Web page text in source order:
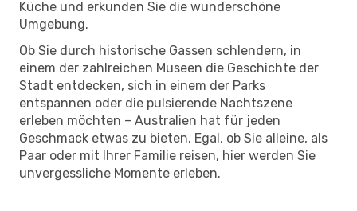
Küche und erkunden Sie die wunderschöne
Umgebung.
Ob Sie durch historische Gassen schlendern, in
einem der zahlreichen Museen die Geschichte der
Stadt entdecken, sich in einem der Parks
entspannen oder die pulsierende Nachtszene
erleben möchten – Australien hat für jeden
Geschmack etwas zu bieten. Egal, ob Sie alleine, als
Paar oder mit Ihrer Familie reisen, hier werden Sie
unvergessliche Momente erleben.